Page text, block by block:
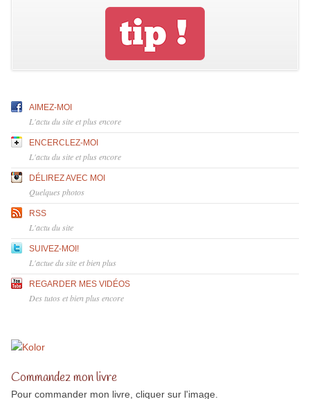
AIMEZ-MOI
L'actu du site et plus encore
ENCERCLEZ-MOI
L'actu du site et plus encore
DÉLIREZ AVEC MOI
Quelques photos
RSS
L'actu du site
SUIVEZ-MOI!
L'actue du site et bien plus
REGARDER MES VIDÉOS
Des tutos et bien plus encore
Commandez mon livre
Pour commander mon livre, cliquer sur l'image.